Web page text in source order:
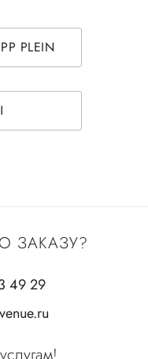
PLEIN
ЗАКАЗУ?
49 29